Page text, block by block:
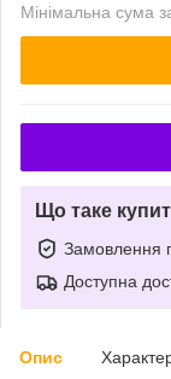
Мінімальна сума
Що таке
Замовлення
Доступна
Опис